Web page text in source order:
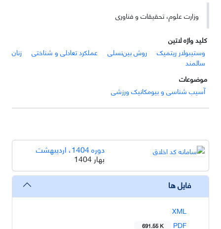
وزارت علوم، تحقیقات و فناوری
کلید واژه لاتین
وستیبولار ریتمیک
روش بین‌نسلی عملکرد تعادلی و شناختی
زنان
سالمند
موضوعات
آسیب شناسی و بیومکانیک ورزشی
دوره 1404، اردیبهشت
بهار 1404
فایل ها
XML
PDF
691.55 K